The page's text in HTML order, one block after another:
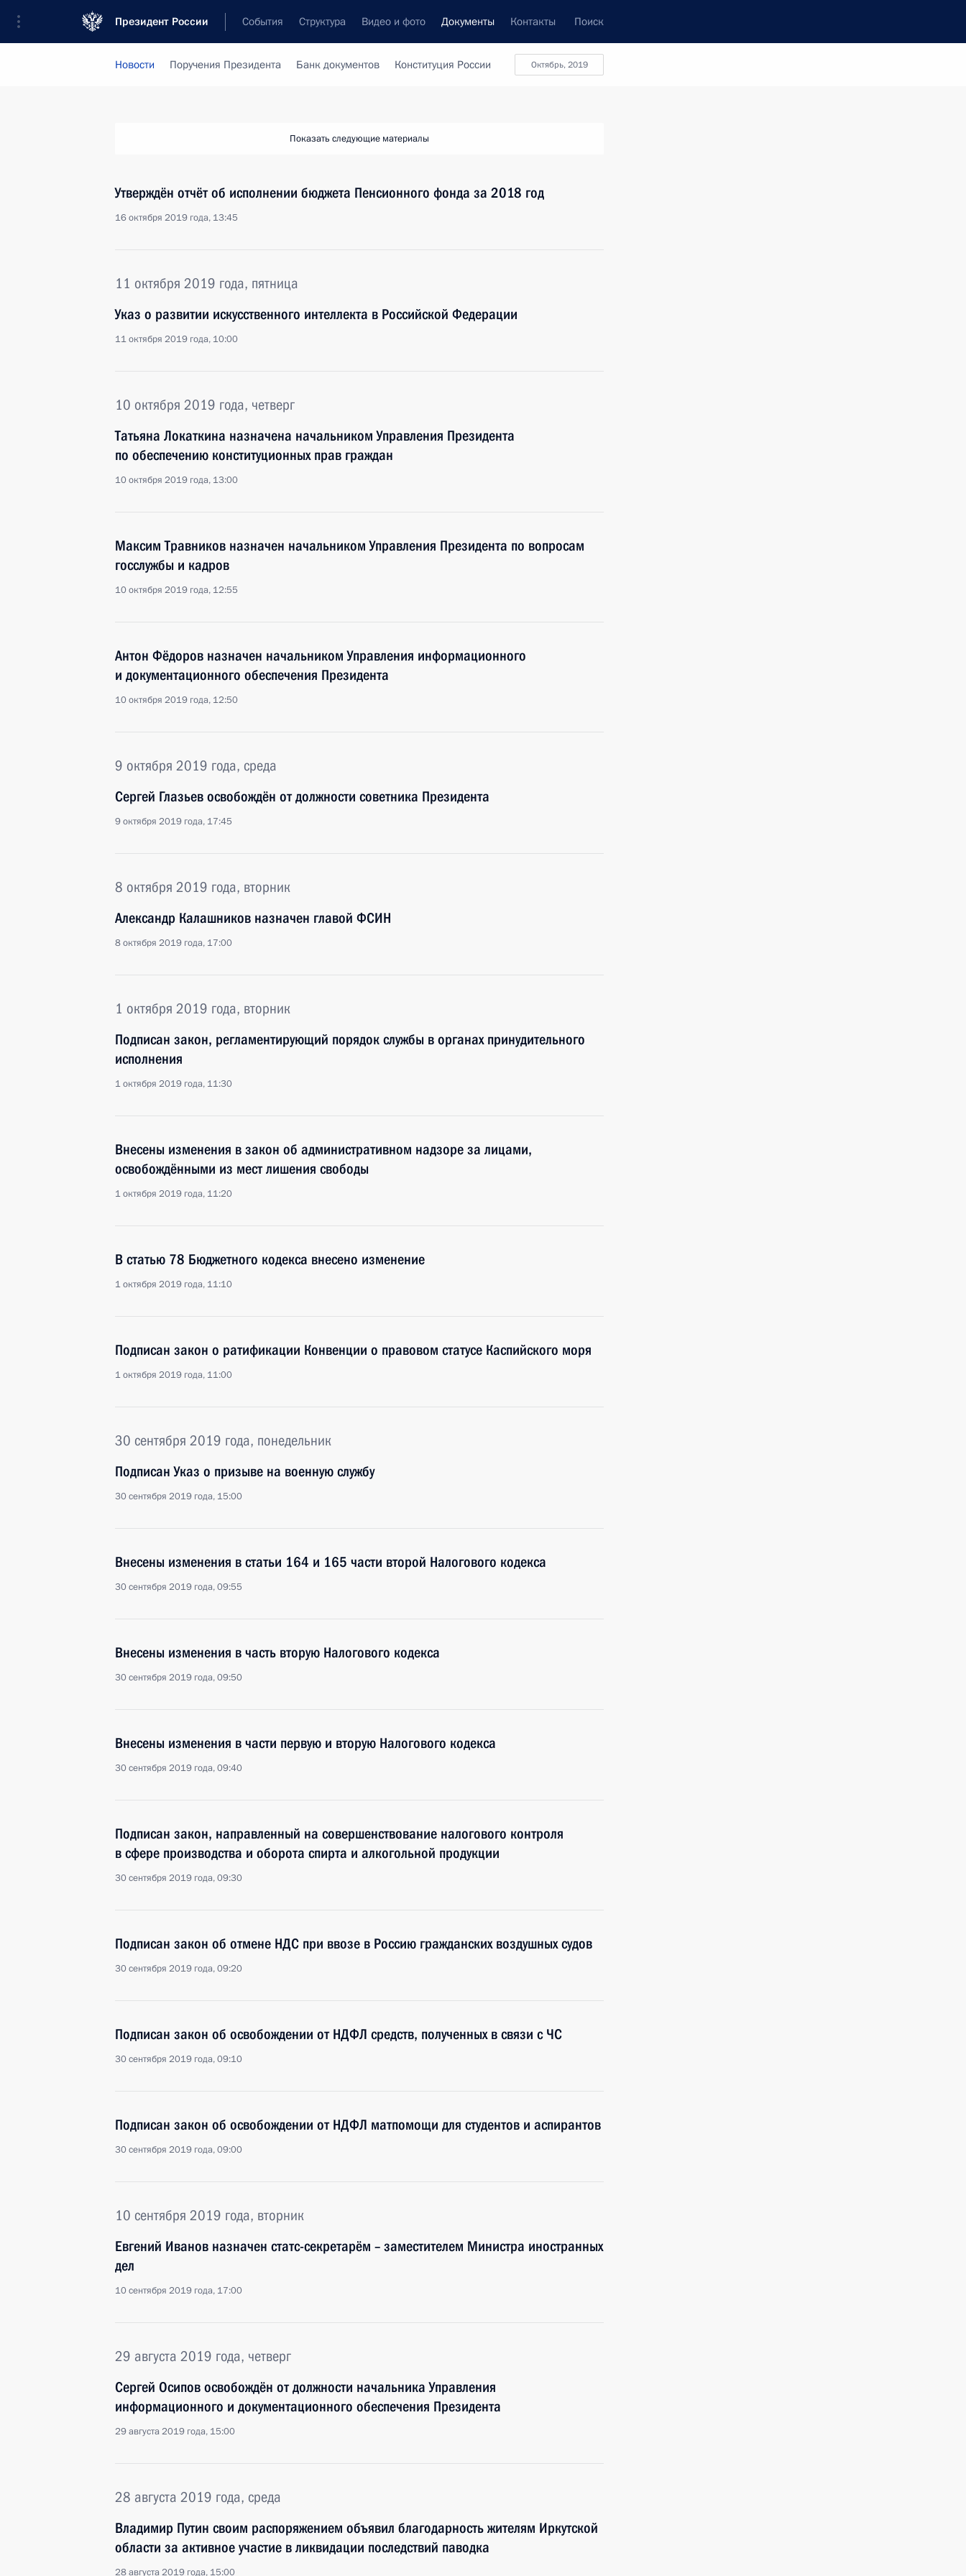
Президент России События Структура Видео и фото Документы Контакты Поиск
октябрь, 2019
Новости Поручения Президента Банк документов Конституция России
Показать следующие материалы
Утверждён отчёт об исполнении бюджета Пенсионного фонда за 2018 год
16 октября 2019 года, 13:45
11 октября 2019 года, пятница
Указ о развитии искусственного интеллекта в Российской Федерации
11 октября 2019 года, 10:00
10 октября 2019 года, четверг
Татьяна Локаткина назначена начальником Управления Президента
по обеспечению конституционных прав граждан
10 октября 2019 года, 13:00
Максим Травников назначен начальником Управления Президента по вопросам
госслужбы и кадров
10 октября 2019 года, 12:55
Антон Фёдоров назначен начальником Управления информационного
и документационного обеспечения Президента
10 октября 2019 года, 12:50
9 октября 2019 года, среда
Сергей Глазьев освобождён от должности советника Президента
9 октября 2019 года, 17:45
8 октября 2019 года, вторник
Александр Калашников назначен главой ФСИН
8 октября 2019 года, 17:00
1 октября 2019 года, вторник
Подписан закон, регламентирующий порядок службы в органах принудительного
исполнения
1 октября 2019 года, 11:30
Внесены изменения в закон об административном надзоре за лицами,
освобождёнными из мест лишения свободы
1 октября 2019 года, 11:20
В статью 78 Бюджетного кодекса внесено изменение
1 октября 2019 года, 11:10
Подписан закон о ратификации Конвенции о правовом статусе Каспийского моря
1 октября 2019 года, 11:00
30 сентября 2019 года, понедельник
Подписан Указ о призыве на военную службу
30 сентября 2019 года, 15:00
Внесены изменения в статьи 164 и 165 части второй Налогового кодекса
30 сентября 2019 года, 09:55
Внесены изменения в часть вторую Налогового кодекса
30 сентября 2019 года, 09:50
Внесены изменения в части первую и вторую Налогового кодекса
30 сентября 2019 года, 09:40
Подписан закон, направленный на совершенствование налогового контроля
в сфере производства и оборота спирта и алкогольной продукции
30 сентября 2019 года, 09:30
Подписан закон об отмене НДС при ввозе в Россию гражданских воздушных судов
30 сентября 2019 года, 09:20
Подписан закон об освобождении от НДФЛ средств, полученных в связи с ЧС
30 сентября 2019 года, 09:10
Подписан закон об освобождении от НДФЛ матпомощи для студентов и аспирантов
30 сентября 2019 года, 09:00
10 сентября 2019 года, вторник
Евгений Иванов назначен статс-секретарём – заместителем Министра иностранных
дел
10 сентября 2019 года, 17:00
29 августа 2019 года, четверг
Сергей Осипов освобождён от должности начальника Управления
информационного и документационного обеспечения Президента
29 августа 2019 года, 15:00
28 августа 2019 года, среда
Владимир Путин своим распоряжением объявил благодарность жителям Иркутской
области за активное участие в ликвидации последствий паводка
28 августа 2019 года, 15:00